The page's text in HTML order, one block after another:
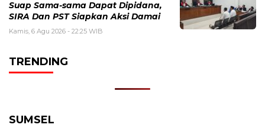
Suap Sama-sama Dapat Dipidana,
SIRA Dan PST Siapkan Aksi Damai
Kamis, 6 Agu 2026 - 22:25 WIB
TRENDING
SUMSEL